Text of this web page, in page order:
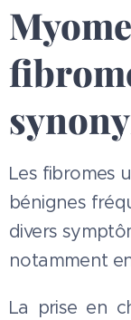
Les fibromes
bénignes
divers
notamment
La prise en